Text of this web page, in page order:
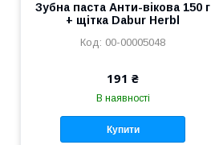
Зубна паста Анти-вікова 150 г
+ щітка Dabur Herbl
00-00005048
191 ₴
В наявності
Купити